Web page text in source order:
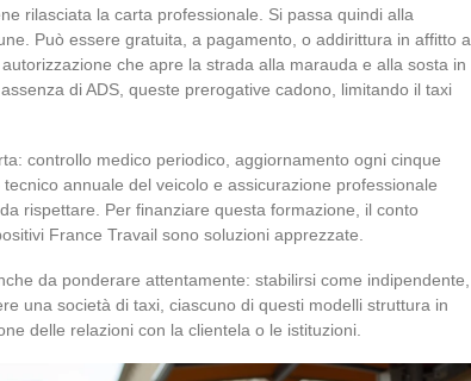
rilasciata la carta professionale. Si passa quindi alla
Può essere gratuita, a pagamento, o addirittura in affitto a
che apre la strada alla marauda e alla sosta in
di ADS, queste prerogative cadono, limitando il taxi
controllo medico periodico, aggiornamento ogni cinque
annuale del veicolo e assicurazione professionale
rispettare. Per finanziare questa formazione, il conto
France Travail sono soluzioni apprezzate.
da ponderare attentamente: stabilirsi come indipendente,
una società di taxi, ciascuno di questi modelli struttura in
delle relazioni con la clientela o le istituzioni.